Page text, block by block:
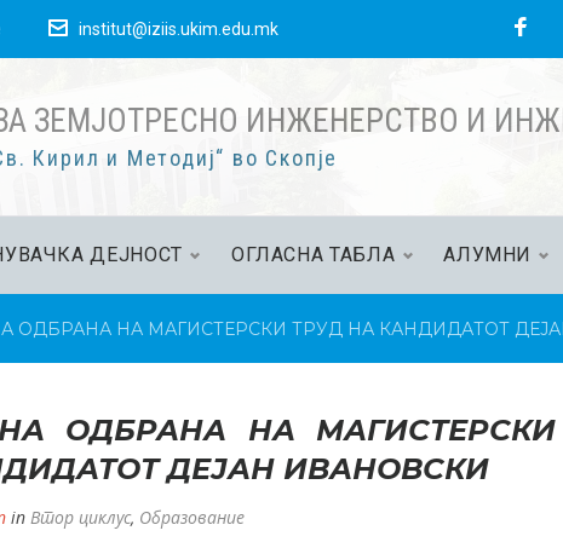
institut@iziis.ukim.edu.mk
ЗЕМЈОТРЕСНО ИНЖЕНЕРСТВО И
Кирил и Методиј“ во Скопје
ДЕЈНОСТ ОГЛАСНА ТАБЛА АЛУМНИ
ОДБРАНА НА МАГИСТЕРСКИ ТРУД НА КАНДИДАТОТ
ОДБРАНА НА
ДЕЈАН ИВАНОВСКИ
in Втор циклус, Образование